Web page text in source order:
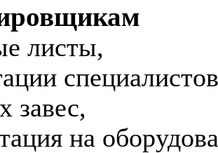
листы,
завес,
на